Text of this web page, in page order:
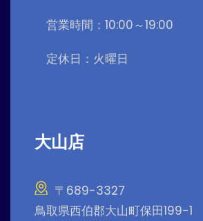
営業時間：10:00～19:00
定休日：火曜日
大山店
〒689-3327
鳥取県西伯郡大山町保田199-1